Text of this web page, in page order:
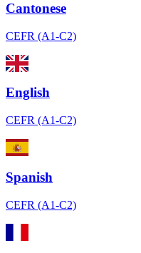
Cantonese
CEFR (A1-C2)
English
CEFR (A1-C2)
Spanish
CEFR (A1-C2)